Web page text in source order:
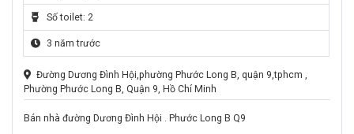
Số toilet: 2
3 năm trước
Đường Dương Đình Hội,phường Phước Long B, quận 9,tphcm ,
Phường Phước Long B, Quận 9, Hồ Chí Minh
Bán nhà đường Dương Đình Hội . Phước Long B Q9